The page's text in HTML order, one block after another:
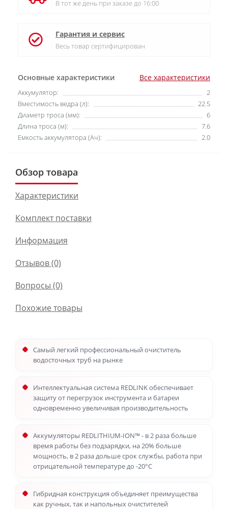
Основные характеристики Все характеристики
Аккумулятор:
2
Вместимость ведра (л):
22.5
Диаметр троса (мм):
6
Длина троса (м):
7.6
Емкость аккумулятора (Ач):
2.0
В тот же день при заказе до 16:00
Гарантия и сервис
Весь товар сертифицирован
Обзор товара
Характеристики
Комплект поставки
Информация
Отзывов (0)
Вопросы (0)
Похожие товары
Самый легкий профессиональный очиститель
водосточных труб на рынке
Интеллектуальная система REDLINK обеспечивает
защиту от перегрузок инструмента и батареи
одновременно увеличивая производительность
Аккумуляторы REDLITHIUM-ION™ - в 2 раза больше
время работы без подзарядки, на 20% больше
мощность, в 2 раза дольше срок службы, работа при
отрицательной температуре до -20°C
Гибридная конструкция объединяет преимущества
как ручных, так и напольных очистителей